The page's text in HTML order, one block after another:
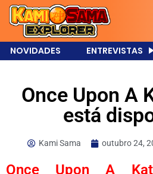
NOVIDADES ENTREVISTAS
Once Upon A
está
Kami Sama outubro 24,
Once Upon A